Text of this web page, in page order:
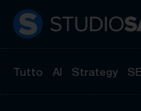
Tutto AI Strategy